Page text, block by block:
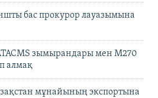
бас прокурор лауазымына
зымырандары мен M270
алмақ
мұнайының экспортына